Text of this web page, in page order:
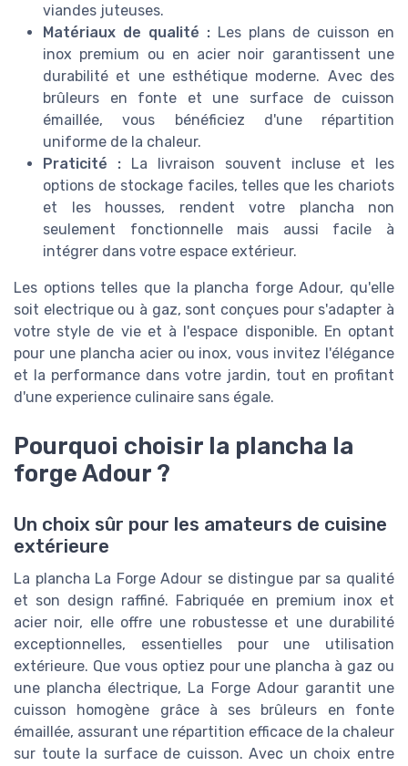
viandes juteuses.
Matériaux de qualité : Les plans de cuisson en
inox premium ou en acier noir garantissent une
durabilité et une esthétique moderne. Avec des
brûleurs en fonte et une surface de cuisson
émaillée, vous bénéficiez d'une répartition
uniforme de la chaleur.
Praticité : La livraison souvent incluse et les
options de stockage faciles, telles que les chariots
et les housses, rendent votre plancha non
seulement fonctionnelle mais aussi facile à
intégrer dans votre espace extérieur.
Les options telles que la plancha forge Adour, qu'elle
soit electrique ou à gaz, sont conçues pour s'adapter à
votre style de vie et à l'espace disponible. En optant
pour une plancha acier ou inox, vous invitez l'élégance
et la performance dans votre jardin, tout en profitant
d'une experience culinaire sans égale.
Pourquoi choisir la plancha la
forge Adour ?
Un choix sûr pour les amateurs de cuisine
extérieure
La plancha La Forge Adour se distingue par sa qualité
et son design raffiné. Fabriquée en premium inox et
acier noir, elle offre une robustesse et une durabilité
exceptionnelles, essentielles pour une utilisation
extérieure. Que vous optiez pour une plancha à gaz ou
une plancha électrique, La Forge Adour garantit une
cuisson homogène grâce à ses brûleurs en fonte
émaillée, assurant une répartition efficace de la chaleur
sur toute la surface de cuisson. Avec un choix entre